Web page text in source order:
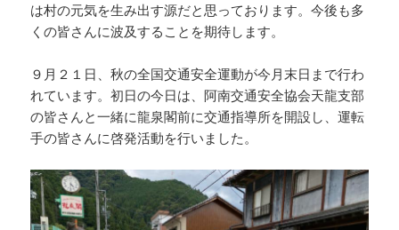
は村の元気を生み出す源だと思っております。今後も多
くの皆さんに波及することを期待します。
９月２１日、秋の全国交通安全運動が今月末日まで行わ
れています。初日の今日は、阿南交通安全協会天龍支部
の皆さんと一緒に龍泉閣前に交通指導所を開設し、運転
手の皆さんに啓発活動を行いました。